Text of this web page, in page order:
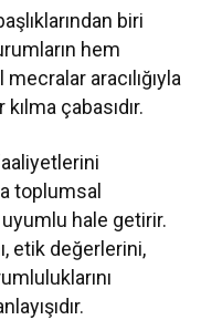
biri
hem
aracılığıyla
çabasıdır.
toplumsal
hale getirir.
etik değerlerini,